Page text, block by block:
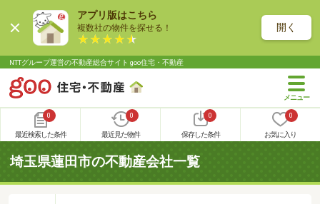
アプリ版はこちら
複数社の物件を探せる！ 開く
NTTグループ運営の不動産総合サイト goo住宅・不動産
0
最近検索した条件
0
最近見た物件
0
保存した条件
0
お気に入り
埼玉県蓮田市の不動産会社一覧